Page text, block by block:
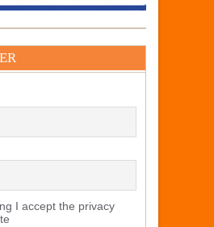
I accept the privacy